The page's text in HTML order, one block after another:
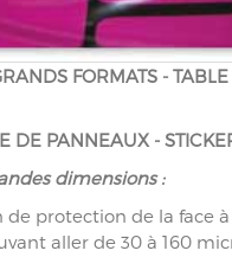
FORMATS -
DE PANNEAUX -
dimensions :
protection de la face à
aller de 30 à 160